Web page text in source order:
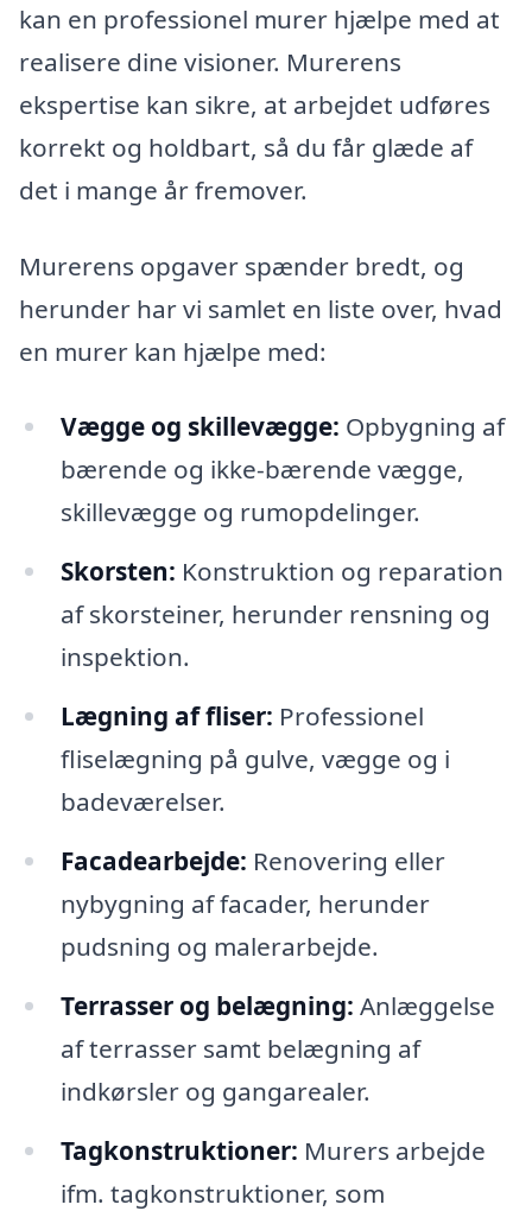
kan en professionel murer hjælpe med at
realisere dine visioner. Murerens
ekspertise kan sikre, at arbejdet udføres
korrekt og holdbart, så du får glæde af
det i mange år fremover.
Murerens opgaver spænder bredt, og
herunder har vi samlet en liste over, hvad
en murer kan hjælpe med:
Vægge og skillevægge: Opbygning af
bærende og ikke-bærende vægge,
skillevægge og rumopdelinger.
Skorsten: Konstruktion og reparation
af skorsteiner, herunder rensning og
inspektion.
Lægning af fliser: Professionel
fliselægning på gulve, vægge og i
badeværelser.
Facadearbejde: Renovering eller
nybygning af facader, herunder
pudsning og malerarbejde.
Terrasser og belægning: Anlæggelse
af terrasser samt belægning af
indkørsler og gangarealer.
Tagkonstruktioner: Murers arbejde
ifm. tagkonstruktioner, som